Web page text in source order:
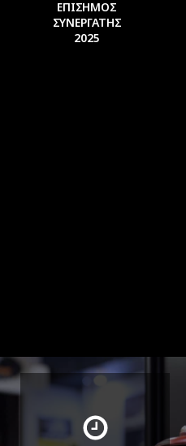
ΕΠΙΣΗΜΟΣ
ΣΥΝΕΡΓΑΤΗΣ
2025